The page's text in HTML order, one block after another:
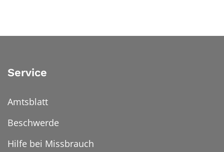
Service
Amtsblatt
Beschwerde
Hilfe bei Missbrauch